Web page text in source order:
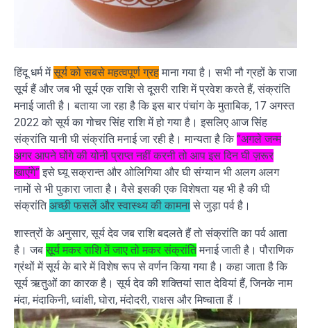
हिंदू धर्म मेंसूर्य को सबसे महत्वपूर्ण ग्रहमाना गया है। सभी नौ ग्रहों के राजा
सूर्य हैं और जब भी सूर्य एक राशि से दूसरी राशि में प्रवेश करते हैं, संक्रांति
मनाई जाती है। बताया जा रहा है कि इस बार पंचांग के मुताबिक, 17 अगस्त
2022 को सूर्य का गोचर सिंह राशि में हो गया है। इसलिए आज सिंह
संक्रांति यानी घी संक्रांति मनाई जा रही है। मान्यता है कि “अगले जन्म
अगर आपने घोंगे की योनी प्राप्त नहीं करनी तो आप इस दिन घी ज़रूर
खाएंगे” इसे घ्यू सक्रान्त और ओलिगिया और घी संग्यान भी अलग अलग
नामों से भी पुकारा जाता है। वैसे इसकी एक विशेषता यह भी है की घी
संक्रांतिअच्छी फसलें और स्वास्थ्य की कामनासे जुड़ा पर्व है।
शास्त्रों के अनुसार, सूर्य देव जब राशि बदलते हैं तो संक्रांति का पर्व आता
है। जबसूर्य मकर राशि में जाए तो मकर संक्रांतिमनाई जाती है। पौराणिक
ग्रंथों में सूर्य के बारे में विशेष रूप से वर्णन किया गया है। कहा जाता है कि
सूर्य ऋतुओं का कारक है। सूर्य देव की शक्तियां सात देवियां हैं, जिनके नाम
मंदा, मंदाकिनी, ध्वांक्षी, घोरा, मंदोदरी, राक्षस और मिष्चाता हैं ।